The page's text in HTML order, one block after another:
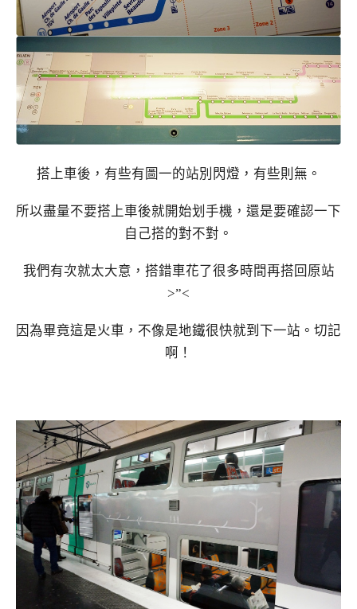
搭上車後，有些有圖一的站別閃燈，有些則無。
所以盡量不要搭上車後就開始划手機，還是要確認一下
自己搭的對不對。
我們有次就太大意，搭錯車花了很多時間再搭回原站
>”<
因為畢竟這是火車，不像是地鐵很快就到下一站。切記
啊！